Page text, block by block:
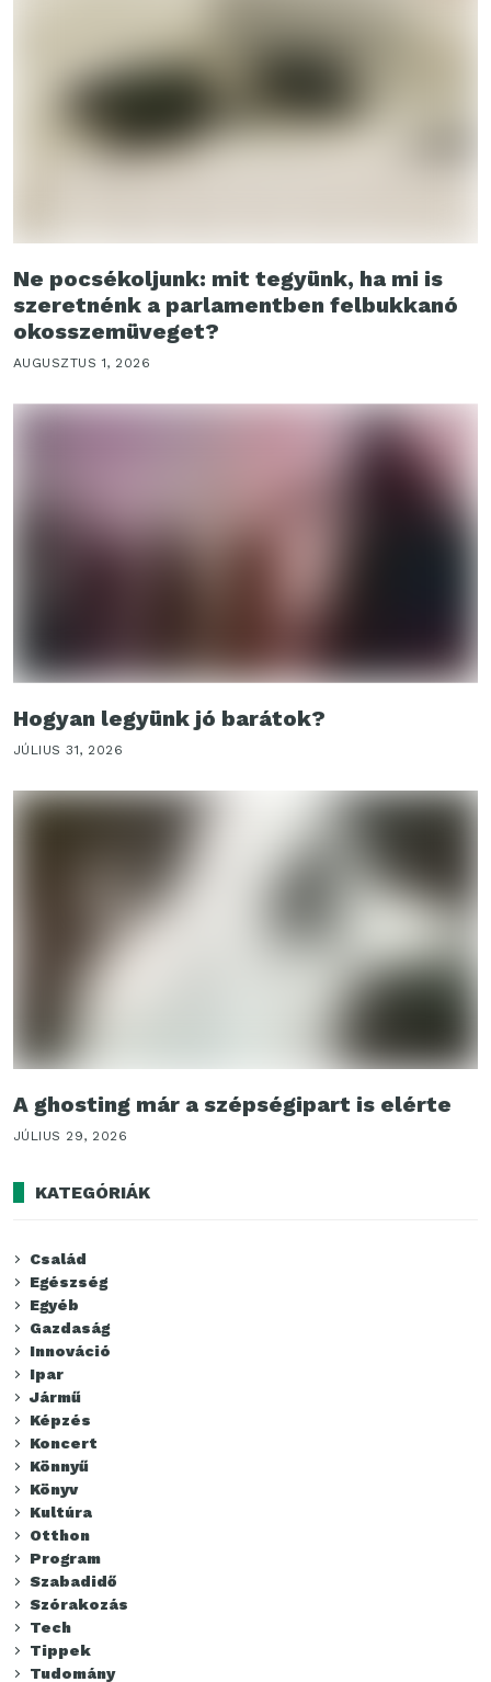
Ne pocsékoljunk: mit tegyünk, ha mi is
szeretnénk a parlamentben felbukkanó
okosszemüveget?
AUGUSZTUS 1, 2026
Hogyan legyünk jó barátok?
JÚLIUS 31, 2026
A ghosting már a szépségipart is elérte
JÚLIUS 29, 2026
KATEGÓRIÁK
Család
Egészség
Egyéb
Gazdaság
Innováció
Ipar
Jármű
Képzés
Koncert
Könnyű
Könyv
Kultúra
Otthon
Program
Szabadidő
Szórakozás
Tech
Tippek
Tudomány